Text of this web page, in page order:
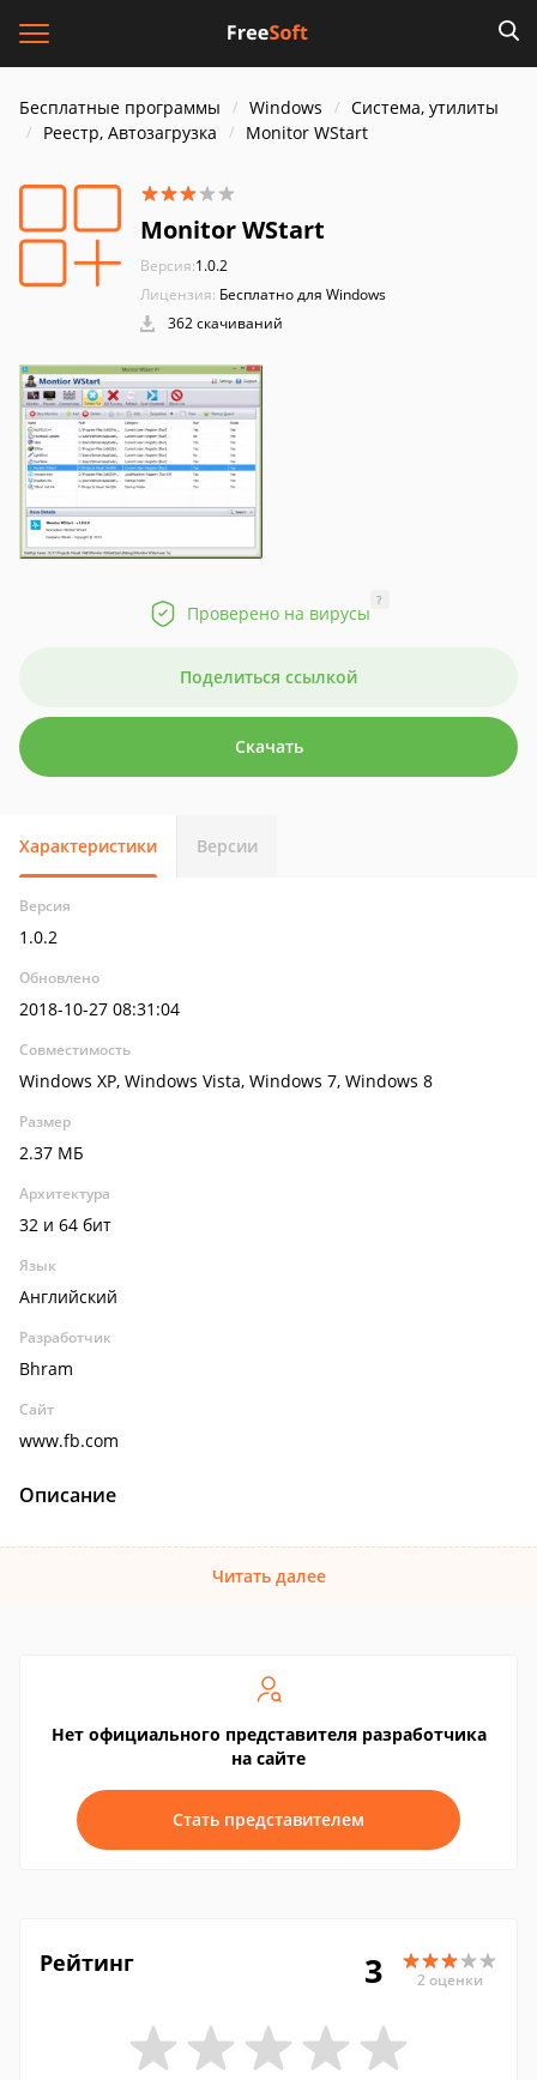
Бесплатные программы Windows
Система, утилиты
Реестр, Автозагрузка
Monitor WStart
Monitor WStart
Версия:1.0.2
Лицензия: Бесплатно для Windows
362 скачиваний
Проверено на вирусы
?
Поделиться ссылкой
Скачать
Характеристики Версии
Версия
1.0.2
Обновлено
2018-10-27 08:31:04
Совместимость
Windows XP, Windows Vista, Windows 7, Windows 8
Размер
2.37 МБ
Архитектура
32 и 64 бит
Язык
Английский
Разработчик
Bhram
Сайт
www.fb.com
Описание
Читать далее
Нет официального представителя разработчика
на сайте
Стать представителем
Рейтинг 3 2 оценки